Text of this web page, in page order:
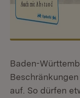
Baden-
auf. So dürfen